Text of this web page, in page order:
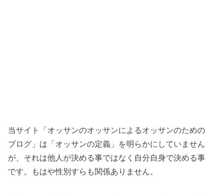
当サイト「オッサンのオッサンによるオッサンのための
ブログ」は「オッサンの定義」を明らかにしていません
が、それは他人が決める事ではなく自分自身で決める事
です。もはや性別すらも関係ありません。